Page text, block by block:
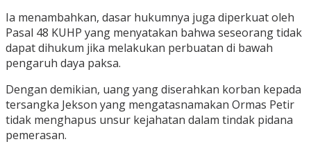
Ia menambahkan, dasar hukumnya juga diperkuat oleh
Pasal 48 KUHP yang menyatakan bahwa seseorang tidak
dapat dihukum jika melakukan perbuatan di bawah
pengaruh daya paksa.
Dengan demikian, uang yang diserahkan korban kepada
tersangka Jekson yang mengatasnamakan Ormas Petir
tidak menghapus unsur kejahatan dalam tindak pidana
pemerasan.